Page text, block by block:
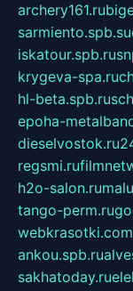
archery161.ru
sarmiento.spb.su
iskatour.spb.ru
krygeva-spa.ru
hl-beta.spb.ru
epoha-
dieselvostok.ru
regsmi.ru
h2o-salon.ru
tango-perm.ru
webkrasotki.com
ankou.spb.ru
sakhatoday.ru